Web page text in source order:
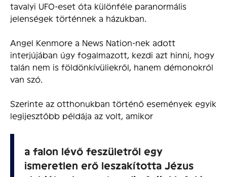
tavalyi UFO-eset óta különféle paranormális
jelenségek történnek a házukban.
Angel Kenmore a News Nation-nek adott
interjújában úgy fogalmazott, kezdi azt hinni, hogy
talán nem is földönkívüliekről, hanem démonokról
van szó.
Szerinte az otthonukban történő események egyik
legijesztőbb példája az volt, amikor
a falon lévő feszületről egy
ismeretlen erő leszakította Jézus